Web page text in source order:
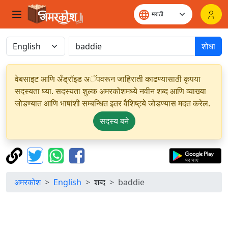
शोधा
वेबसाइट आणि अँड्रॉइड अॅपवरून जाहिराती काढण्यासाठी कृपया
सदस्यता घ्या. सदस्यता शुल्क अमरकोशमध्ये नवीन शब्द आणि व्याख्या
जोडण्यात आणि भाषांशी सम्बन्धित इतर वैशिष्ट्ये जोडण्यास मदत करेल.
सदस्य बने
अमरकोश English शब्द baddie